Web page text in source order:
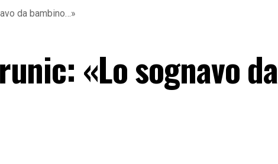
da bambino…»
«Lo sognavo da